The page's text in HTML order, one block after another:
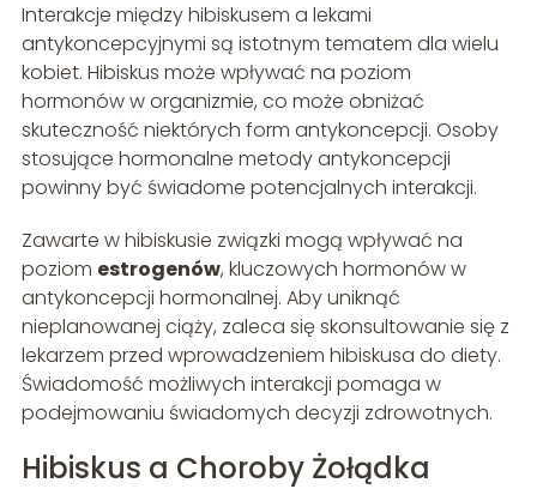
Interakcje między hibiskusem a lekami
antykoncepcyjnymi są istotnym tematem dla wielu
kobiet. Hibiskus może wpływać na poziom
hormonów w organizmie, co może obniżać
skuteczność niektórych form antykoncepcji. Osoby
stosujące hormonalne metody antykoncepcji
powinny być świadome potencjalnych interakcji.
Zawarte w hibiskusie związki mogą wpływać na
poziom estrogenów, kluczowych hormonów w
antykoncepcji hormonalnej. Aby uniknąć
nieplanowanej ciąży, zaleca się skonsultowanie się z
lekarzem przed wprowadzeniem hibiskusa do diety.
Świadomość możliwych interakcji pomaga w
podejmowaniu świadomych decyzji zdrowotnych.
Hibiskus a Choroby Żołądka